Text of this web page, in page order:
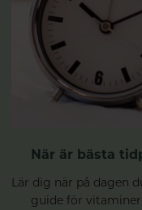
När är bästa
Lär dig när på dagen
guide för